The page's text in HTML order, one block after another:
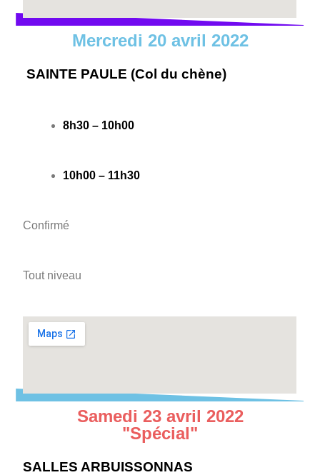
Mercredi 20 avril 2022
SAINTE PAULE (Col du chène)
8h30 – 10h00
10h00 – 11h30
Confirmé
Tout niveau
Samedi 23 avril 2022
"Spécial"
SALLES ARBUISSONNAS